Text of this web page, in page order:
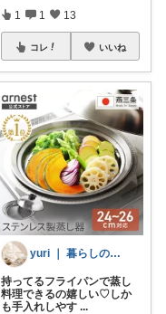
1 1 13
コレ いいね
yuri ｜ 暮らしのセレクト🤍
持ってるフライパンで蒸し
料理できるの嬉しい♡しか
も手入れしやす ...